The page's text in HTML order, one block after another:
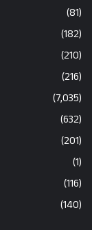
(81)
(182)
(210)
(216)
(7,035)
(632)
(201)
(1)
(116)
(140)